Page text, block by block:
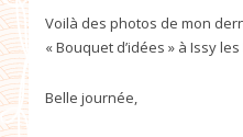
Voilà des photos de mon
« Bouquet d’idées » à Issy
Belle journée,